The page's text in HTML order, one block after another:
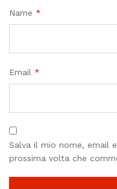
Name *
Email *
Salva il mio nome, email
prossima volta che